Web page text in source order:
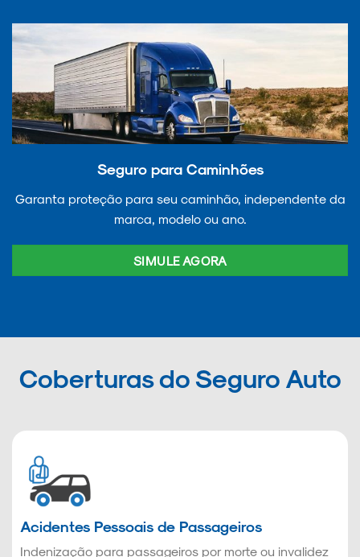
Seguro para Caminhões
Garanta proteção para seu caminhão, independente da
marca, modelo ou ano.
SIMULE AGORA
Coberturas do Seguro Auto
Acidentes Pessoais de Passageiros
Indenização para passageiros por morte ou invalidez